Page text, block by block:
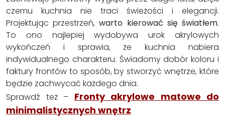
czemu kuchnia nie traci świeżości i elegancji.
Projektując przestrzeń,warto kierować się światłem.
To ono najlepiej wydobywa urok akrylowych
wykończeń i sprawia, że kuchnia nabiera
indywidualnego charakteru. Świadomy dobór koloru i
faktury frontów to sposób, by stworzyć wnętrze, które
będzie zachwycać każdego dnia.
Sprawdź też – Fronty akrylowe matowe do
minimalistycznych wnętrz